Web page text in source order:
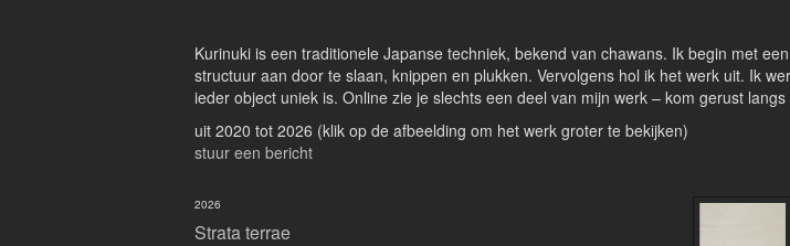
Kurinuki is een traditionele Japanse techniek, bekend van chawans. Ik begin met
structuur aan door te slaan, knippen en plukken. Vervolgens hol ik het werk uit. Ik
ieder object uniek is. Online zie je slechts een deel van mijn werk – kom gerust
uit 2020 tot 2026 (klik op de afbeelding om het werk groter te bekijken)
stuur een bericht
Strata terrae
2026